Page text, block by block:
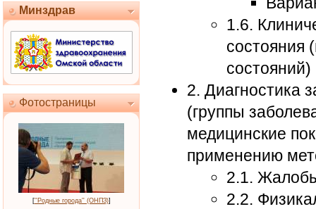
Минздрав
Фотостраницы
[''Родные города'' (ОНПЗ)]
1.6.
состояния
состояний)
2. Диагностика
(группы
медицинские
применению
2.1.
2.2.